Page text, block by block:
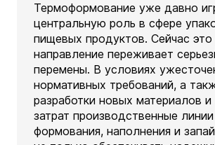
Термоформование уже давно
центральную роль в сфере
пищевых продуктов. Сейчас это
направление переживает
перемены. В условиях
нормативных требований, а
разработки новых материалов и
затрат производственные линии
формования, наполнения и